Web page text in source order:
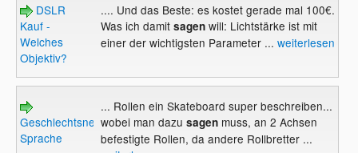
DSLR
Kauf -
Welches
Objektiv?
.... Und das Beste: es kostet gerade mal 100€.
Was ich damitsagenwill: Lichtstärke ist mit
einer der wichtigsten Parameter ... weiterlesen
Geschlechtsneutrale
Sprache
... Rollen ein Skateboard super beschreiben...
wobei man dazu sagenmuss, an 2 Achsen
befestigte Rollen, da andere Rollbretter ...